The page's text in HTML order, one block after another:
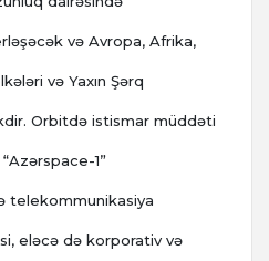
və Avropa, Afrika,
və Yaxın Şərq
Orbitdə istismar müddəti
1”
telekommunikasiya
eləcə də korporativ və